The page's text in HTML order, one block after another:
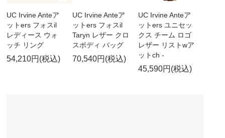
UC Irvine Anteア
ットers フォスil
レディース ウォ
ッチ リング
54,210円(税込)
UC Irvine Anteア
ットers フォスil
Taryn レザー クロ
スボディ バッグ
70,540円(税込)
UC Irvine Anteア
ットers ユニセッ
クス チーム ロゴ
レザー リストwア
ットch -
45,590円(税込)